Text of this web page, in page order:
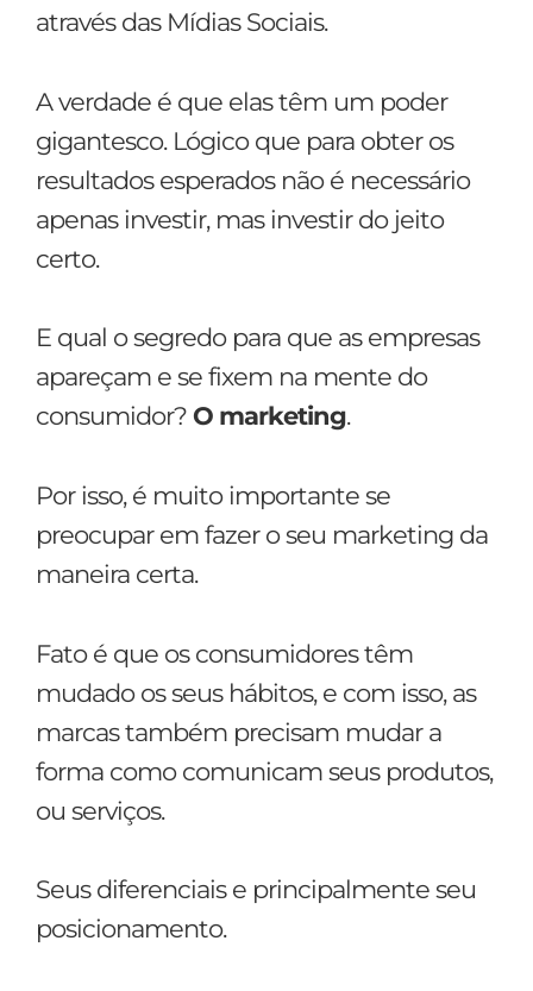
através das Mídias Sociais.
A verdade é que elas têm um poder
gigantesco. Lógico que para obter os
resultados esperados não é necessário
apenas investir, mas investir do jeito
certo.
E qual o segredo para que as empresas
apareçam e se fixem na mente do
consumidor? O marketing.
Por isso, é muito importante se
preocupar em fazer o seu marketing da
maneira certa.
Fato é que os consumidores têm
mudado os seus hábitos, e com isso, as
marcas também precisam mudar a
forma como comunicam seus produtos,
ou serviços.
Seus diferenciais e principalmente seu
posicionamento.